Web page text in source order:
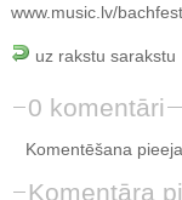
www.music.lv/
uz rakstu sarakstu
0 komentāri
Komentēšana
Komentāra